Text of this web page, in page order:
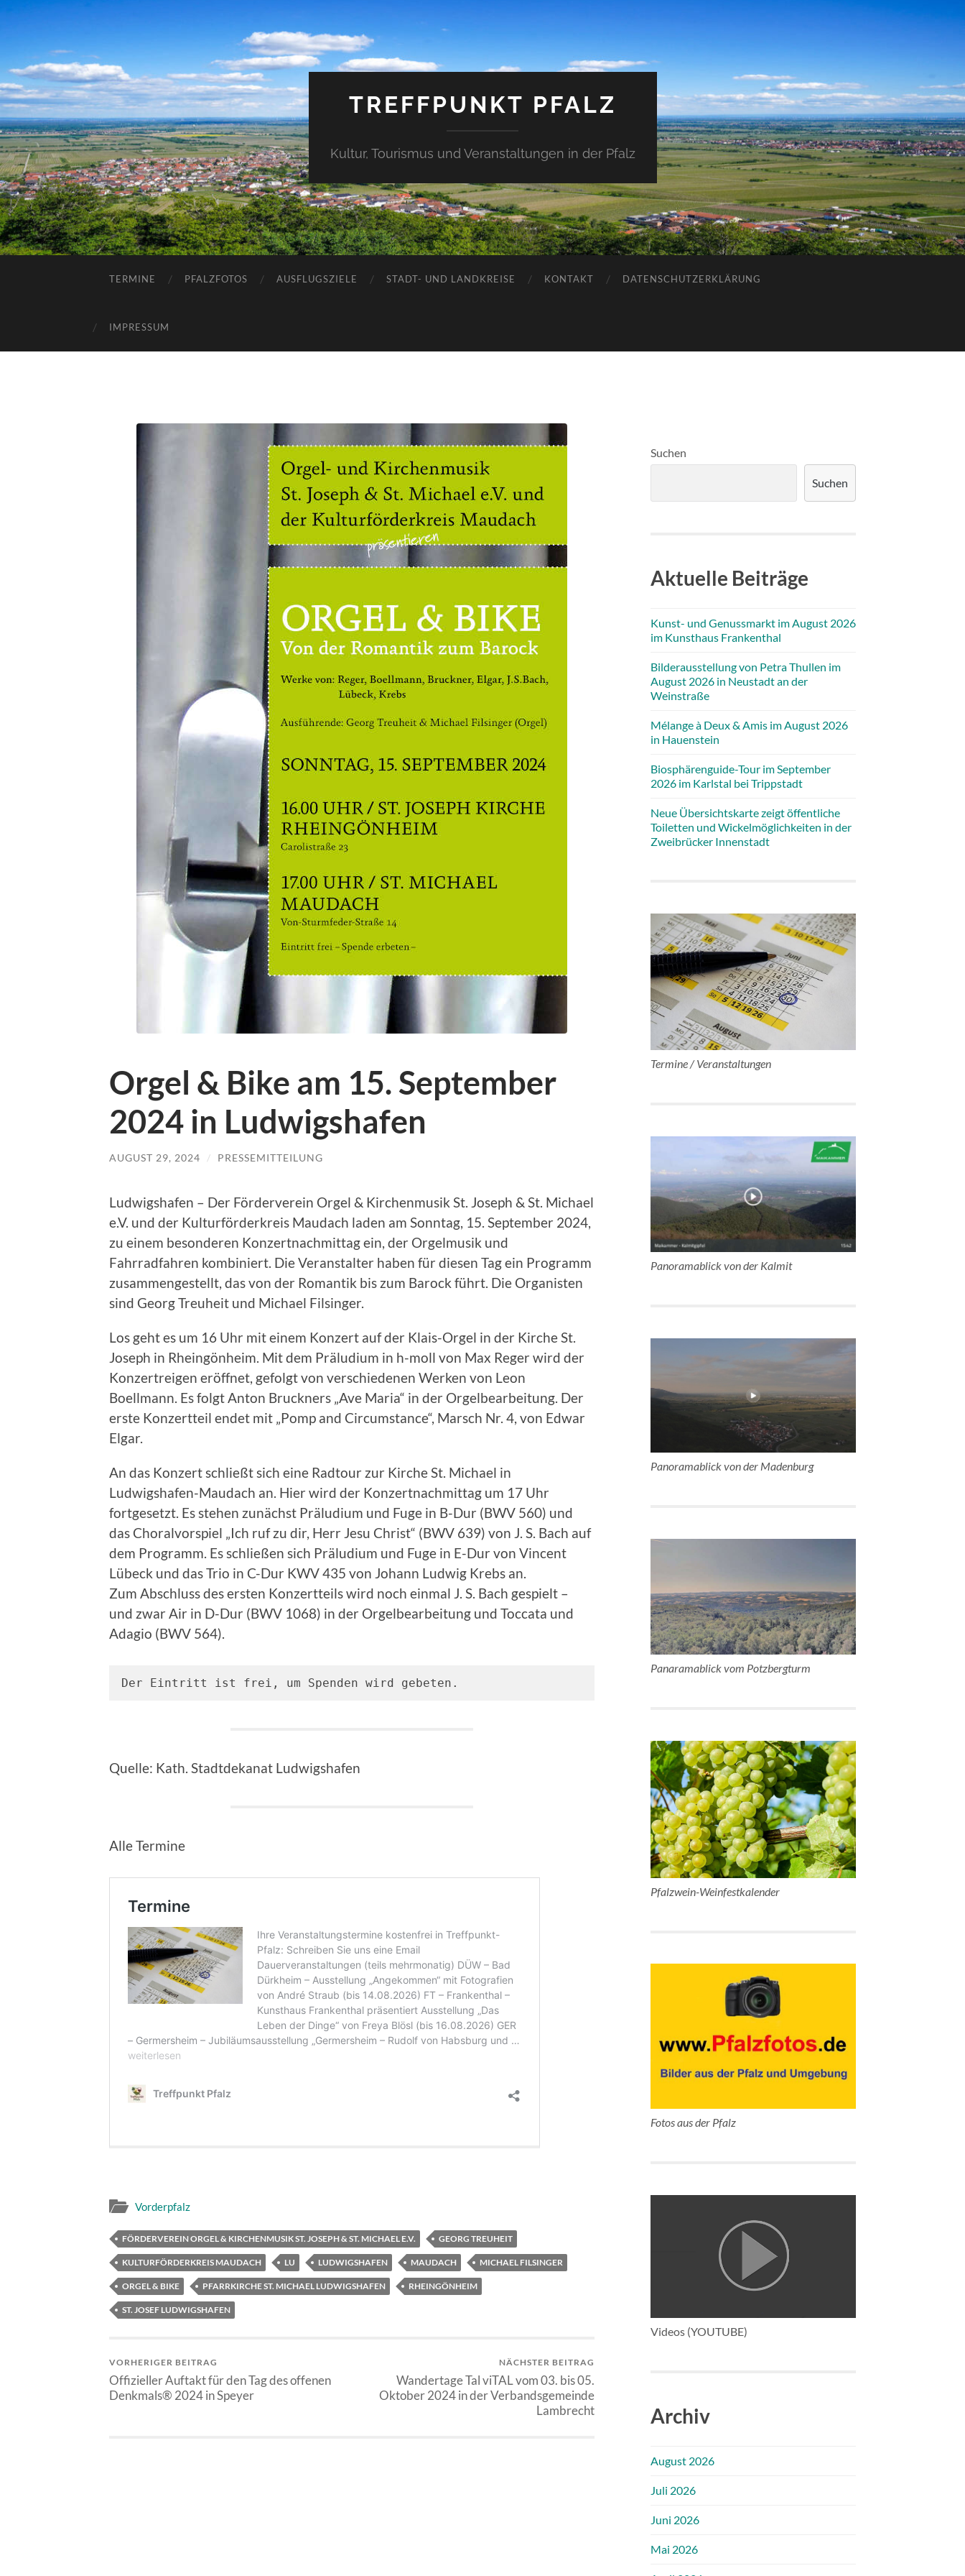
TREFFPUNKT PFALZ
Kultur, Tourismus und Veranstaltungen in der Pfalz
TERMINE PFALZFOTOS AUSFLUGSZIELE STADT- UND LANDKREISE KONTAKT DATENSCHUTZERKLÄRUNG
IMPRESSUM
Orgel & Bike am 15. September
2024 in Ludwigshafen
AUGUST 29, 2024 / PRESSEMITTEILUNG
Ludwigshafen – Der Förderverein Orgel & Kirchenmusik St. Joseph & St. Michael
e.V. und der Kulturförderkreis Maudach laden am Sonntag, 15. September 2024,
zu einem besonderen Konzertnachmittag ein, der Orgelmusik und
Fahrradfahren kombiniert. Die Veranstalter haben für diesen Tag ein Programm
zusammengestellt, das von der Romantik bis zum Barock führt. Die Organisten
sind Georg Treuheit und Michael Filsinger.
Los geht es um 16 Uhr mit einem Konzert auf der Klais-Orgel in der Kirche St.
Joseph in Rheingönheim. Mit dem Präludium in h-moll von Max Reger wird der
Konzertreigen eröffnet, gefolgt von verschiedenen Werken von Leon
Boellmann. Es folgt Anton Bruckners „Ave Maria“ in der Orgelbearbeitung. Der
erste Konzertteil endet mit „Pomp and Circumstance“, Marsch Nr. 4, von Edwar
Elgar.
An das Konzert schließt sich eine Radtour zur Kirche St. Michael in
Ludwigshafen-Maudach an. Hier wird der Konzertnachmittag um 17 Uhr
fortgesetzt. Es stehen zunächst Präludium und Fuge in B-Dur (BWV 560) und
das Choralvorspiel „Ich ruf zu dir, Herr Jesu Christ“ (BWV 639) von J. S. Bach auf
dem Programm. Es schließen sich Präludium und Fuge in E-Dur von Vincent
Lübeck und das Trio in C-Dur KWV 435 von Johann Ludwig Krebs an.
Zum Abschluss des ersten Konzertteils wird noch einmal J. S. Bach gespielt –
und zwar Air in D-Dur (BWV 1068) in der Orgelbearbeitung und Toccata und
Adagio (BWV 564).
Der Eintritt ist frei, um Spenden wird gebeten.
Quelle: Kath. Stadtdekanat Ludwigshafen
Alle Termine
Vorderpfalz
FÖRDERVEREIN ORGEL & KIRCHENMUSIK ST. JOSEPH & ST. MICHAEL E.V. GEORG TREUHEIT
KULTURFÖRDERKREIS MAUDACH LU LUDWIGSHAFEN MAUDACH MICHAEL FILSINGER
ORGEL & BIKE PFARRKIRCHE ST. MICHAEL LUDWIGSHAFEN RHEINGÖNHEIM
ST. JOSEF LUDWIGSHAFEN
VORHERIGER BEITRAG
Offizieller Auftakt für den Tag des offenen
Denkmals® 2024 in Speyer
NÄCHSTER BEITRAG
Wandertage Tal viTAL vom 03. bis 05.
Oktober 2024 in der Verbandsgemeinde
Lambrecht
Suchen
Suchen
Aktuelle Beiträge
Kunst- und Genussmarkt im August 2026
im Kunsthaus Frankenthal
Bilderausstellung von Petra Thullen im
August 2026 in Neustadt an der
Weinstraße
Mélange à Deux & Amis im August 2026
in Hauenstein
Biosphärenguide-Tour im September
2026 im Karlstal bei Trippstadt
Neue Übersichtskarte zeigt öffentliche
Toiletten und Wickelmöglichkeiten in der
Zweibrücker Innenstadt
Termine / Veranstaltungen
Panoramablick von der Kalmit
Panoramablick von der Madenburg
Panaramablick vom Potzbergturm
Pfalzwein-Weinfestkalender
Fotos aus der Pfalz
Videos (YOUTUBE)
Archiv
August 2026
Juli 2026
Juni 2026
Mai 2026